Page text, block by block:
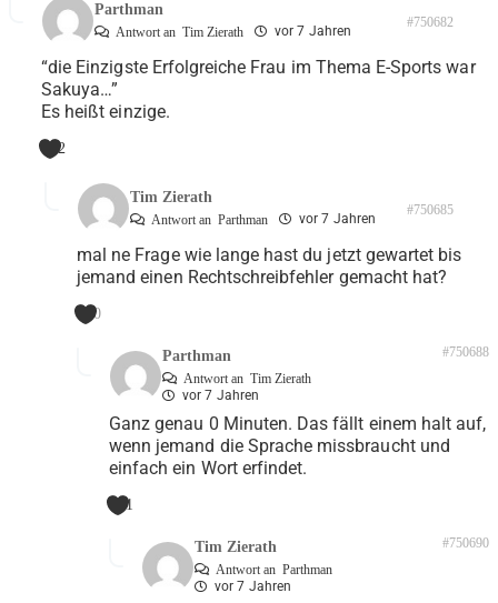
Parthman
Antwort an Tim Zierath vor 7 Jahren
#750682
“die Einzigste Erfolgreiche Frau im Thema E-Sports war
Sakuya…”
Es heißt einzige.
2
Tim Zierath
Antwort an Parthman vor 7 Jahren
#750685
mal ne Frage wie lange hast du jetzt gewartet bis
jemand einen Rechtschreibfehler gemacht hat?
0
Parthman
Antwort an Tim Zierath
vor 7 Jahren
#750688
Ganz genau 0 Minuten. Das fällt einem halt auf,
wenn jemand die Sprache missbraucht und
einfach ein Wort erfindet.
1
Tim Zierath
Antwort an Parthman
vor 7 Jahren
#750690